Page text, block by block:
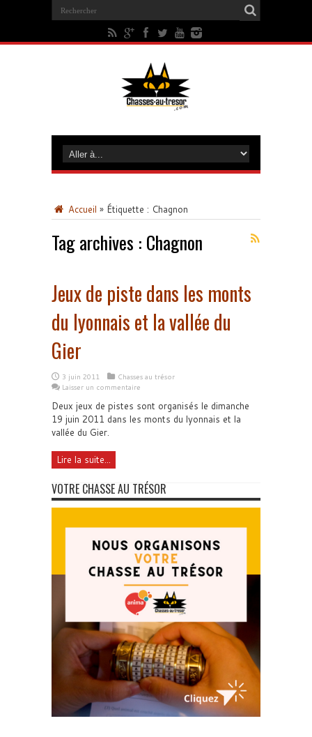
Accueil » Étiquette : Chagnon
Tag archives : Chagnon
Jeux de piste dans les monts
du lyonnais et la vallée du
Gier
3 juin 2011
Chasses au trésor
Laisser un commentaire
Deux jeux de pistes sont organisés le dimanche
19 juin 2011 dans les monts du lyonnais et la
vallée du Gier.
Lire la suite...
VOTRE CHASSE AU TRÉSOR